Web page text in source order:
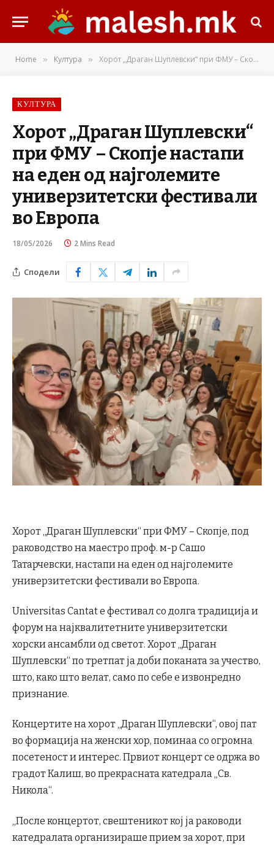
Home » Култура » Хорот „Драган Шуплевски“ при ФМУ – Скопје настапи на еден од најголемите универзитетски фестивали во Европа
КУЛТУРА
Хорот „Драган Шуплевски“
при ФМУ – Скопје настапи
на еден од најголемите
универзитетски фестивали
во Европа
18/05/2026 2 Mins Read
Сподели
Хорот „Драган Шуплевски“ при ФМУ – Скопје, под
раководство на маестро проф. м-р Сашо
Татарчевски, настапи на еден од најголемите
универзитетски фестивали во Европа.
Universitas Cantat е фестивал со долга традиција и
форум на најквалитетните универзитетски
хорски ансамбли од светот. Хорот „Драган
Шуплевски“ по третпат ја доби поканата за учество,
што, како што велат, само по себе е извонредно
признание.
Концертите на хорот „Драган Шуплевски“, овој пат
во формација на женски хор, поминаа со огромна
посетеност и интерес. Првиот концерт се одржа во
градот Калиш, во прекрасната катедрала „Св.
Никола“.
„После концертот, свештеникот кој ја раководи
катедралата организираше прием за хорот, при